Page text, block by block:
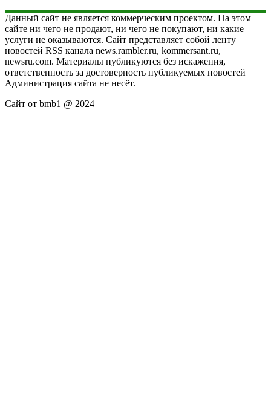
Данный сайт не является коммерческим проектом. На этом
сайте ни чего не продают, ни чего не покупают, ни какие
услуги не оказываются. Сайт представляет собой ленту
новостей RSS канала news.rambler.ru, kommersant.ru,
newsru.com. Материалы публикуются без искажения,
ответственность за достоверность публикуемых новостей
Администрация сайта не несёт.
Сайт от bmb1 @ 2024